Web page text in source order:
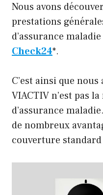
Nous avons
prestations
d’assurance
Check24*.
C’est ainsi que
VIACTIV n’est pas
d’assurance
de nombreux
couverture standard